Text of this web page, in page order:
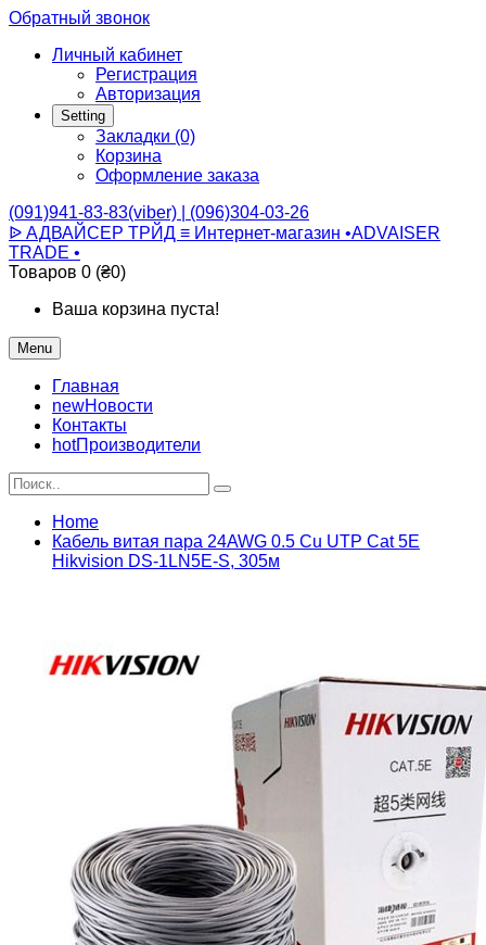
Обратный звонок
Личный кабинет
Регистрация
Авторизация
Setting
Закладки (0)
Корзина
Оформление заказа
(091)941-83-83(viber) | (096)304-03-26
ᐉ АДВАЙСЕР ТРЙД ≡ Интернет-магазин •ADVAISER
TRADE •
Товаров 0 (₴0)
Ваша корзина пуста!
Menu
Главная
newНовости
Контакты
hotПроизводители
Home
Кабель витая пара 24AWG 0.5 Cu UTP Cat 5E
Hikvision DS-1LN5E-S, 305м